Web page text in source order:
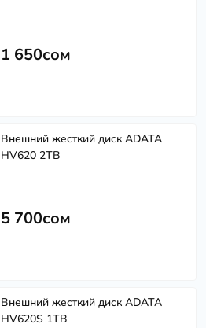
1 650сом
Внешний жесткий диск ADATA
HV620 2TB
5 700сом
Внешний жесткий диск ADATA
HV620S 1TB